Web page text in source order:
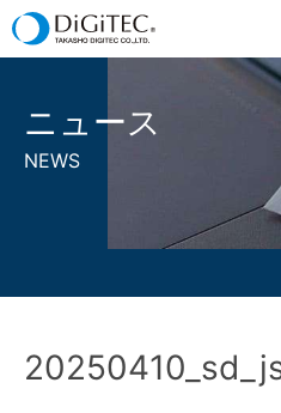
ニュース
NEWS